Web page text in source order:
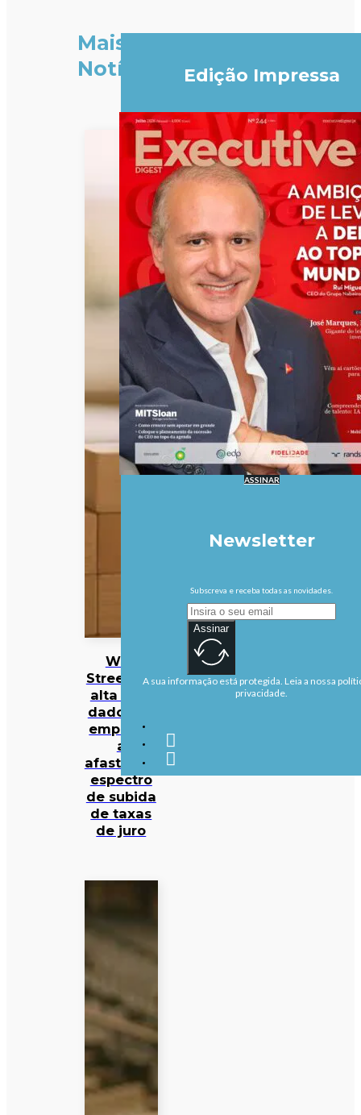
Mais
Notícias
Wall
Street em
alta com
dados de
emprego
a
afastarem
espectro
de subida
de taxas
de juro
Edição Impressa
ASSINAR
Newsletter
Subscreva e receba todas as novidades.
Assinar
A sua informação está protegida. Leia a nossa
privacidade.